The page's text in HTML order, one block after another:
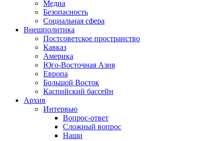
Медиа
Безопасность
Социальная сфера
Внешполитика
Постсоветское пространство
Кавказ
Америка
Юго-Восточная Азия
Европа
Большой Восток
Каспийский бассейн
Архив
Интервью
Вопрос-ответ
Сложный вопрос
Наши